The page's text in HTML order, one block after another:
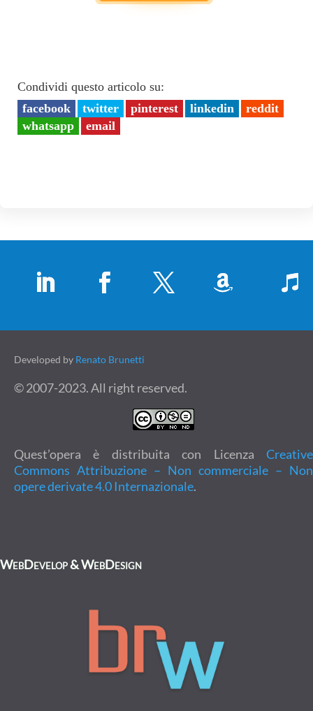
Condividi questo articolo su:
facebook
twitter pinterest linkedin
reddit
whatsapp
email
Developed by Renato Brunetti
© 2007-2023. All right reserved.
Quest’opera è distribuita con Licenza Creative
Commons Attribuzione – Non commerciale – Non
opere derivate 4.0 Internazionale.
WebDevelop & WebDesign